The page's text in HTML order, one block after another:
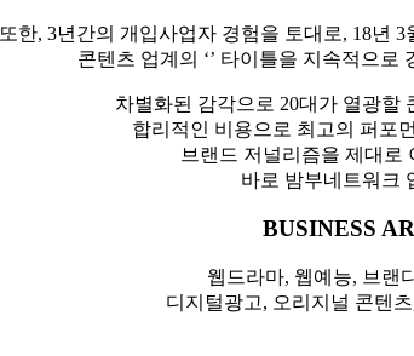
또한, 3년간의 개입사업자 경험을 토대로, 18년
콘텐츠 업계의 ‘’ 타이틀을 지속적으로
차별화된 감각으로 20대가 열광할
합리적인 비용으로 최고의 퍼포
브랜드 저널리즘을 제대로
바로 밤부네트워크
BUSINESS
웹드라마, 웹예능, 브랜
디지털광고, 오리지널 콘텐